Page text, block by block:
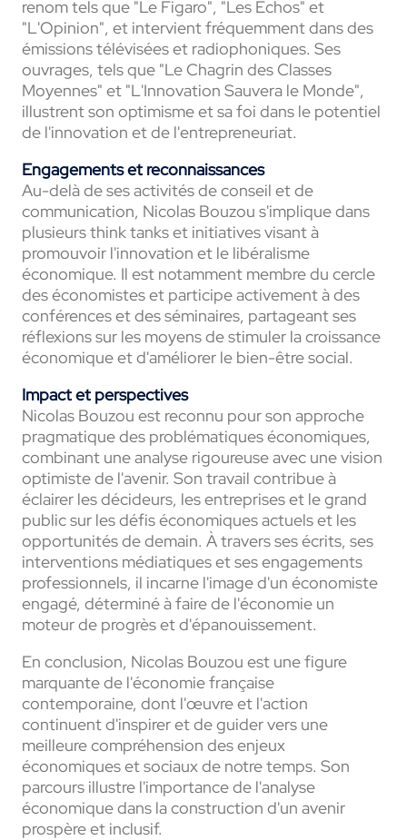
renom tels que "Le Figaro", "Les Echos" et
"L'Opinion", et intervient fréquemment dans des
émissions télévisées et radiophoniques. Ses
ouvrages, tels que "Le Chagrin des Classes
Moyennes" et "L'Innovation Sauvera le Monde",
illustrent son optimisme et sa foi dans le potentiel
de l'innovation et de l'entrepreneuriat.
Engagements et reconnaissances
Au-delà de ses activités de conseil et de
communication, Nicolas Bouzou s'implique dans
plusieurs think tanks et initiatives visant à
promouvoir l'innovation et le libéralisme
économique. Il est notamment membre du cercle
des économistes et participe activement à des
conférences et des séminaires, partageant ses
réflexions sur les moyens de stimuler la croissance
économique et d'améliorer le bien-être social.
Impact et perspectives
Nicolas Bouzou est reconnu pour son approche
pragmatique des problématiques économiques,
combinant une analyse rigoureuse avec une vision
optimiste de l'avenir. Son travail contribue à
éclairer les décideurs, les entreprises et le grand
public sur les défis économiques actuels et les
opportunités de demain. À travers ses écrits, ses
interventions médiatiques et ses engagements
professionnels, il incarne l'image d'un économiste
engagé, déterminé à faire de l'économie un
moteur de progrès et d'épanouissement.
En conclusion, Nicolas Bouzou est une figure
marquante de l'économie française
contemporaine, dont l'œuvre et l'action
continuent d'inspirer et de guider vers une
meilleure compréhension des enjeux
économiques et sociaux de notre temps. Son
parcours illustre l'importance de l'analyse
économique dans la construction d'un avenir
prospère et inclusif.